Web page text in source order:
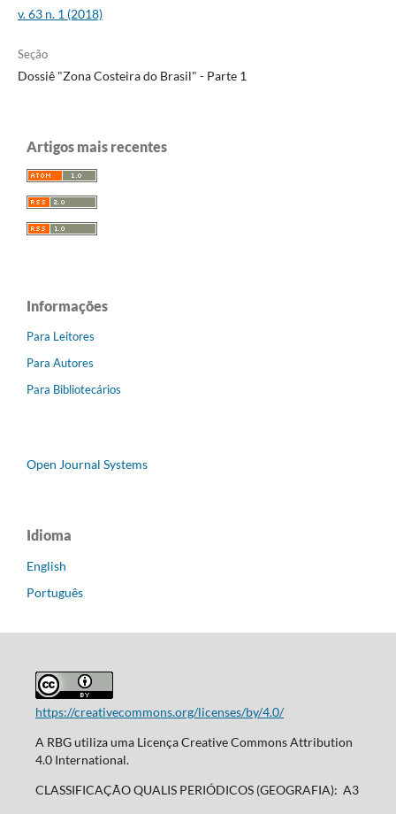
v. 63 n. 1 (2018)
Seção
Dossiê "Zona Costeira do Brasil" - Parte 1
Artigos mais recentes
Informações
Para Leitores
Para Autores
Para Bibliotecários
Open Journal Systems
Idioma
English
Português
https://creativecommons.org/licenses/by/4.0/
A RBG utiliza uma Licença Creative Commons Attribution
4.0 International.
CLASSIFICAÇÃO QUALIS PERIÓDICOS (GEOGRAFIA): A3